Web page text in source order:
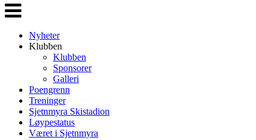
Veksle
navigasjon
Nyheter
Klubben
Klubben
Sponsorer
Galleri
Poengrenn
Treninger
Sjetnmyra Skistadion
Løypestatus
Været i Sjetnmyra